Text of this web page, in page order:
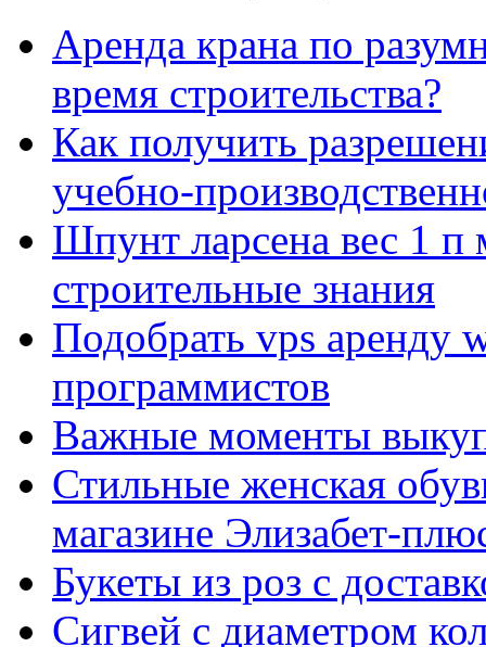
Аренда крана по
время строительства?
Как получить
учебно-
Шпунт ларсена вес 1 п
строительные знания
Подобрать vps аренду
программистов
Важные моменты
Стильные женская
магазине Элизабет-
Букеты из роз с
Сигвей с диаметром